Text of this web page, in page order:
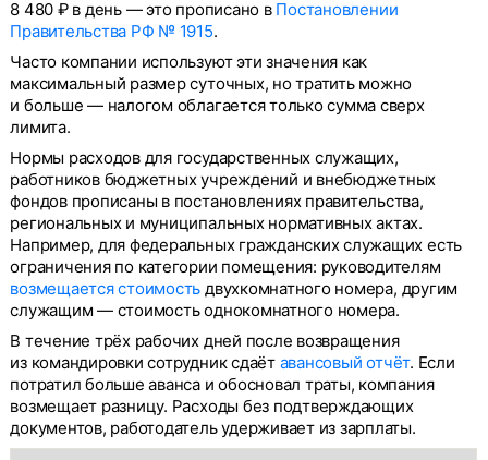
8 480 ₽ в день — это прописано в Постановлении
Правительства РФ № 1915.
Часто компании используют эти значения как
максимальный размер суточных, но тратить можно
и больше — налогом облагается только сумма сверх
лимита.
Нормы расходов для государственных служащих,
работников бюджетных учреждений и внебюджетных
фондов прописаны в постановлениях правительства,
региональных и муниципальных нормативных актах.
Например, для федеральных гражданских служащих есть
ограничения по категории помещения: руководителям
возмещается стоимость двухкомнатного номера, другим
служащим — стоимость однокомнатного номера.
В течение трёх рабочих дней после возвращения
из командировки сотрудник сдаёт авансовый отчёт. Если
потратил больше аванса и обосновал траты, компания
возмещает разницу. Расходы без подтверждающих
документов, работодатель удерживает из зарплаты.